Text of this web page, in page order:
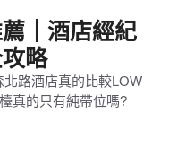
｜酒店經紀
略
路酒店真的比較LOW
真的只有純帶位嗎?